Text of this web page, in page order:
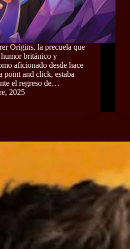
Origins, la precuela que
británico y
aficionado desde hace
point and click, estaba
el regreso de…
2025